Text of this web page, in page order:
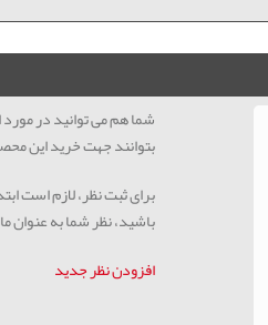
شما هم می توانید در
بتوانند جهت خرید این
برای ثبت نظر، لازم است
باشید، نظر شما به
افزودن نظر جدید